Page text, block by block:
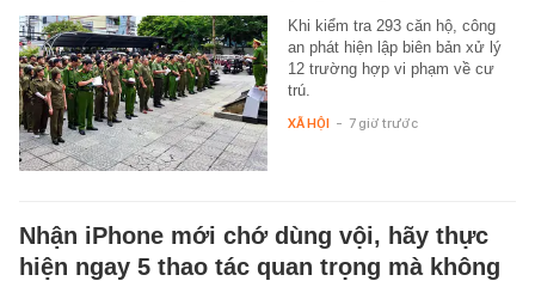
Khi kiểm tra 293 căn hộ, công
an phát hiện lập biên bản xử lý
12 trường hợp vi phạm về cư
trú.
XÃ HỘI - 7 giờ trước
Nhận iPhone mới chớ dùng vội, hãy thực
hiện ngay 5 thao tác quan trọng mà không